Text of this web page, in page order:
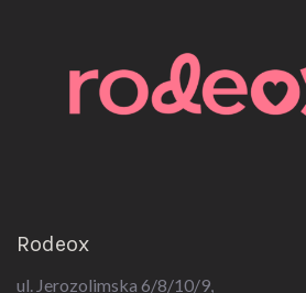
Rodeox
ul. Jerozolimska 6/8/10/9,